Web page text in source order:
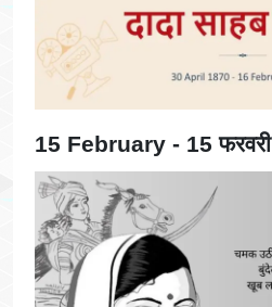
15 February - 15 फरवरी